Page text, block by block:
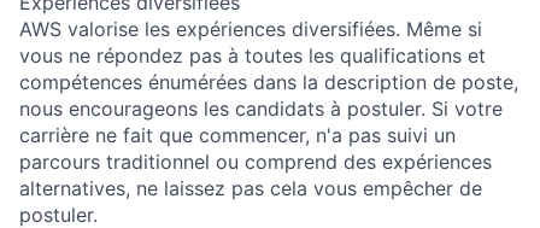
AWS valorise les expériences diversifiées. Même si
vous ne répondez pas à toutes les qualifications et
compétences énumérées dans la description de poste,
nous encourageons les candidats à postuler. Si votre
carrière ne fait que commencer, n'a pas suivi un
parcours traditionnel ou comprend des expériences
alternatives, ne laissez pas cela vous empêcher de
postuler.